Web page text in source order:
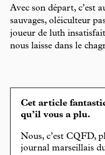
Avec son départ, c’est
sauvages, oléiculteur
joueur de luth
nous laisse dans le
Cet article
qu’il vous a plu.
Nous, c’est CQFD,
journal marseillais